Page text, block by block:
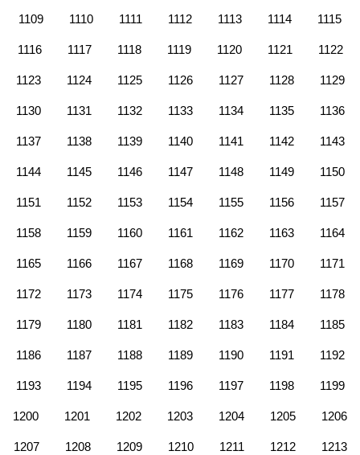
1109 1110 1111 1112 1113 1114 1115
1116 1117 1118 1119 1120 1121 1122
1123 1124 1125 1126 1127 1128 1129
1130 1131 1132 1133 1134 1135 1136
1137 1138 1139 1140 1141 1142 1143
1144 1145 1146 1147 1148 1149 1150
1151 1152 1153 1154 1155 1156 1157
1158 1159 1160 1161 1162 1163 1164
1165 1166 1167 1168 1169 1170 1171
1172 1173 1174 1175 1176 1177 1178
1179 1180 1181 1182 1183 1184 1185
1186 1187 1188 1189 1190 1191 1192
1193 1194 1195 1196 1197 1198 1199
1200 1201 1202 1203 1204 1205 1206
1207 1208 1209 1210 1211 1212 1213